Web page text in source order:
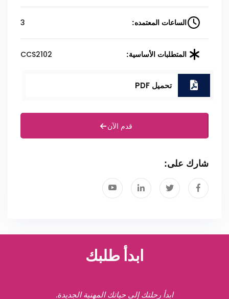
الساعات المعتمده: 3
المتطلبات الأساسية: CCS2102
تحميل PDF
قدم الآن
شارك على:
ابدأ طلبك
ابدأ رحلتك إلى حياتك المهنية الجديدة.